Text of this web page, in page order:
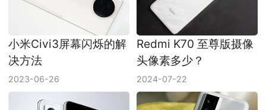
小米Civi3屏幕闪烁的解
决方法
2023-06-26
Redmi K70 至尊版摄像
头像素多少？
2024-07-22